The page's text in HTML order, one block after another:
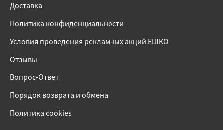
Доставка
Политика конфиденциальности
Условия проведения рекламных акций ЕШКО
Отзывы
Вопрос-Ответ
Порядок возврата и обмена
Политика cookies